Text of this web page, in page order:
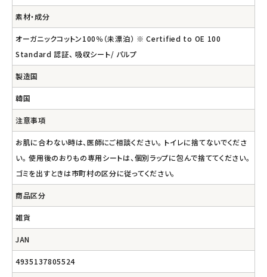
素材・成分
オーガニックコットン100％（未漂泊） ※ Certified to OE 100
Standard 認証、 吸収シート/ パルプ
製造国
韓国
注意事項
お肌に合わない時は、医師にご相談ください。 トイレに捨てないでくださ
い。 使用後のおりもの専用シートは、個別ラップに包んで捨ててください。
ゴミを出すときは市町村の区分に従ってください。
商品区分
雑貨
JAN
4935137805524